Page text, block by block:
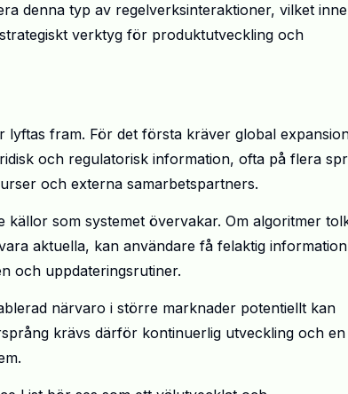
denna typ av regelverksinteraktioner, vilket
verktyg för produktutveckling och
lyftas fram. För det första kräver global
och regulatorisk information, ofta på flera
och externa samarbetspartners.
som systemet övervakar. Om algoritmer
aktuella, kan användare få felaktig
och uppdateringsrutiner.
närvaro i större marknader potentiellt kan
krävs därför kontinuerlig utveckling och en